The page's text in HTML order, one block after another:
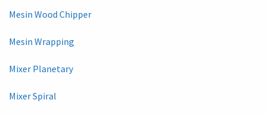
Mesin Wood Chipper
Mesin Wrapping
Mixer Planetary
Mixer Spiral